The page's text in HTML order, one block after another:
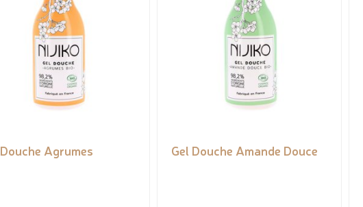
Agrumes Gel Douche Amande Douce